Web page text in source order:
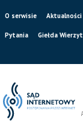
O serwisie Aktualności
Pytania
Giełda